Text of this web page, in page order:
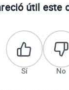
útil este
Sí No